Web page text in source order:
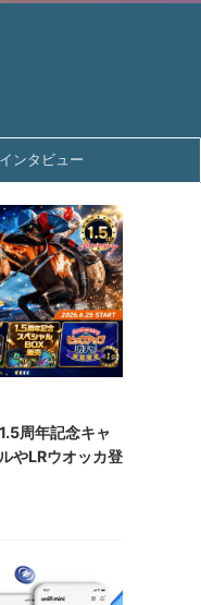
インタビュー
周年記念キャ
やLRウオッカ登